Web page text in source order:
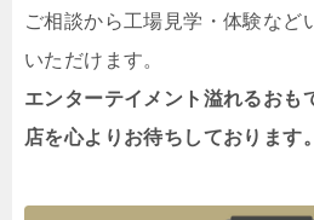
ご相談から工場見学・体験など
いただけます。
エンターテイメント溢れるおも
店を心よりお待ちしております。